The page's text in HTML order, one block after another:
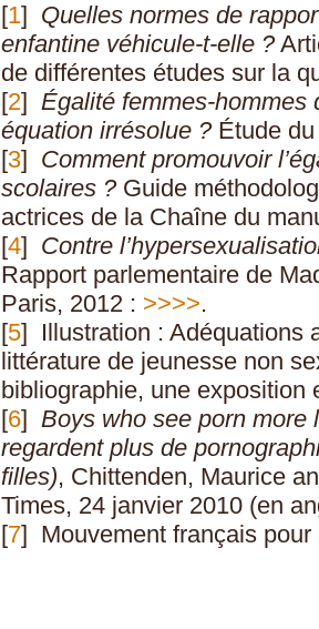
[1]
Quelles normes de
enfantine véhicule-t-elle ?
de différentes études sur la
[2] Égalité femmes-hommes
équation irrésolue ?Étude du
[3]
Comment promouvoir
scolaires ?Guide
actrices de la Chaîne du
[4]
Contre
Rapport parlementaire de
Paris, 2012 : >>>>.
[5]
Illustration : Adéquations
littérature de jeunesse non
bibliographie, une
[6] Boys who see porn more
regardent plus de
filles), Chittenden, Maurice
Times, 24 janvier 2010 (en
[7] Mouvement français